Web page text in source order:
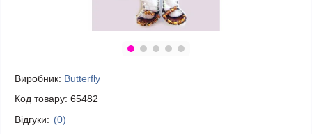
Виробник: Butterfly
Код товару: 65482
Відгуки: (0)